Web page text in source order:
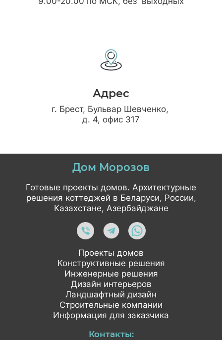
Адрес
г. Брест, Бульвар Шевченко,
д. 4, офис 317
Дом Морозов
Готовые проекты домов. Архитектурные
решения коттеджей в Беларуси, России,
Казахстане, Азербайджане
Проекты домов
Конструктивные решения
Инженерные решения
Дизайн интерьеров
Ландшафтный дизайн
Строительные компании
Информация для заказчика
Контакты: